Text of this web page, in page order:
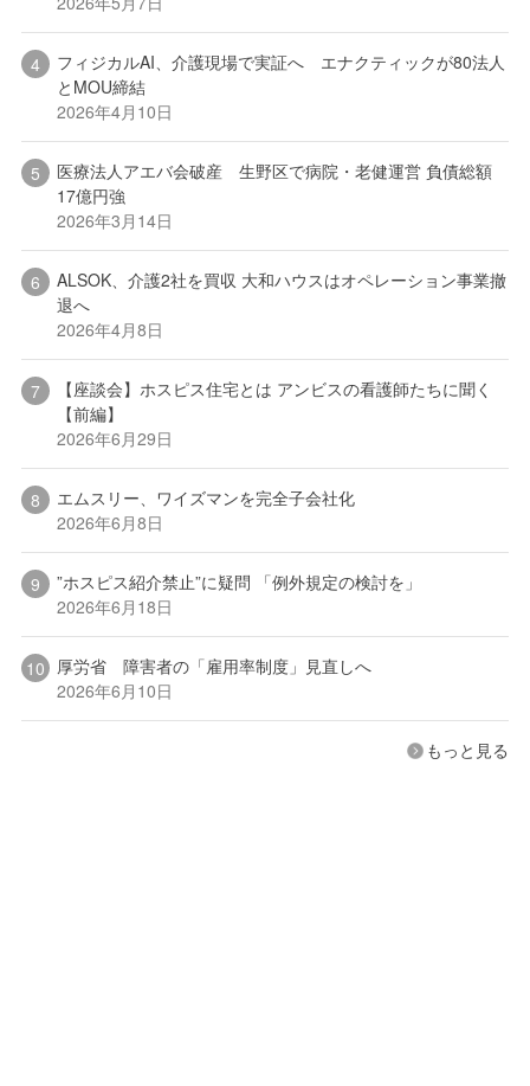
フィジカルAI、介護現場で実証へ エナクティックが80法人
とMOU締結
2026年4月10日
医療法人アエバ会破産 生野区で病院・老健運営 負債総額
17億円強
2026年3月14日
ALSOK、介護2社を買収 大和ハウスはオペレーション事業撤
退へ
2026年4月8日
【座談会】ホスピス住宅とは アンビスの看護師たちに聞く
【前編】
2026年6月29日
エムスリー、ワイズマンを完全子会社化
2026年6月8日
”ホスピス紹介禁止”に疑問 「例外規定の検討を」
2026年6月18日
厚労省 障害者の「雇用率制度」見直しへ
2026年6月10日
もっと見る